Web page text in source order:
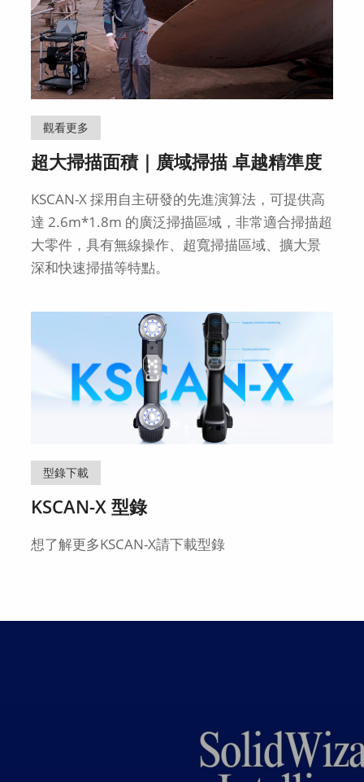
觀看更多
超大掃描面積｜廣域掃描 卓越精準度
KSCAN-X 採用自主研發的先進演算法，可提供高
達 2.6m*1.8m 的廣泛掃描區域，非常適合掃描超
大零件，具有無線操作、超寬掃描區域、擴大景
深和快速掃描等特點。
型錄下載
KSCAN-X 型錄
想了解更多KSCAN-X請下載型錄